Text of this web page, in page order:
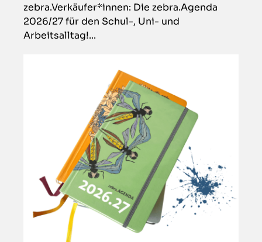
zebra.Verkäufer*innen: Die zebra.Agenda
2026/27 für den Schul-, Uni- und
Arbeitsalltag!...